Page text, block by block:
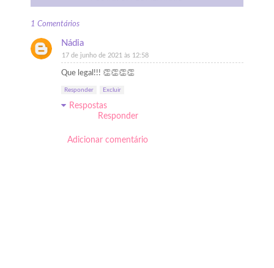
1 Comentários
Nádia
17 de junho de 2021 às 12:58
Que legal!!! 👏👏👏👏
Responder Excluir
Respostas
Responder
Adicionar comentário